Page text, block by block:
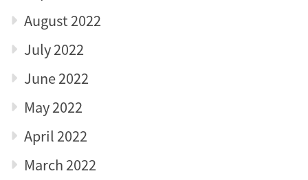
August 2022
July 2022
June 2022
May 2022
April 2022
March 2022